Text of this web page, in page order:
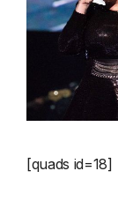
[quads id=18]